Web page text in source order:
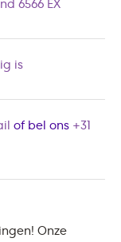
6566 EX
is
of bel ons +31
Onze